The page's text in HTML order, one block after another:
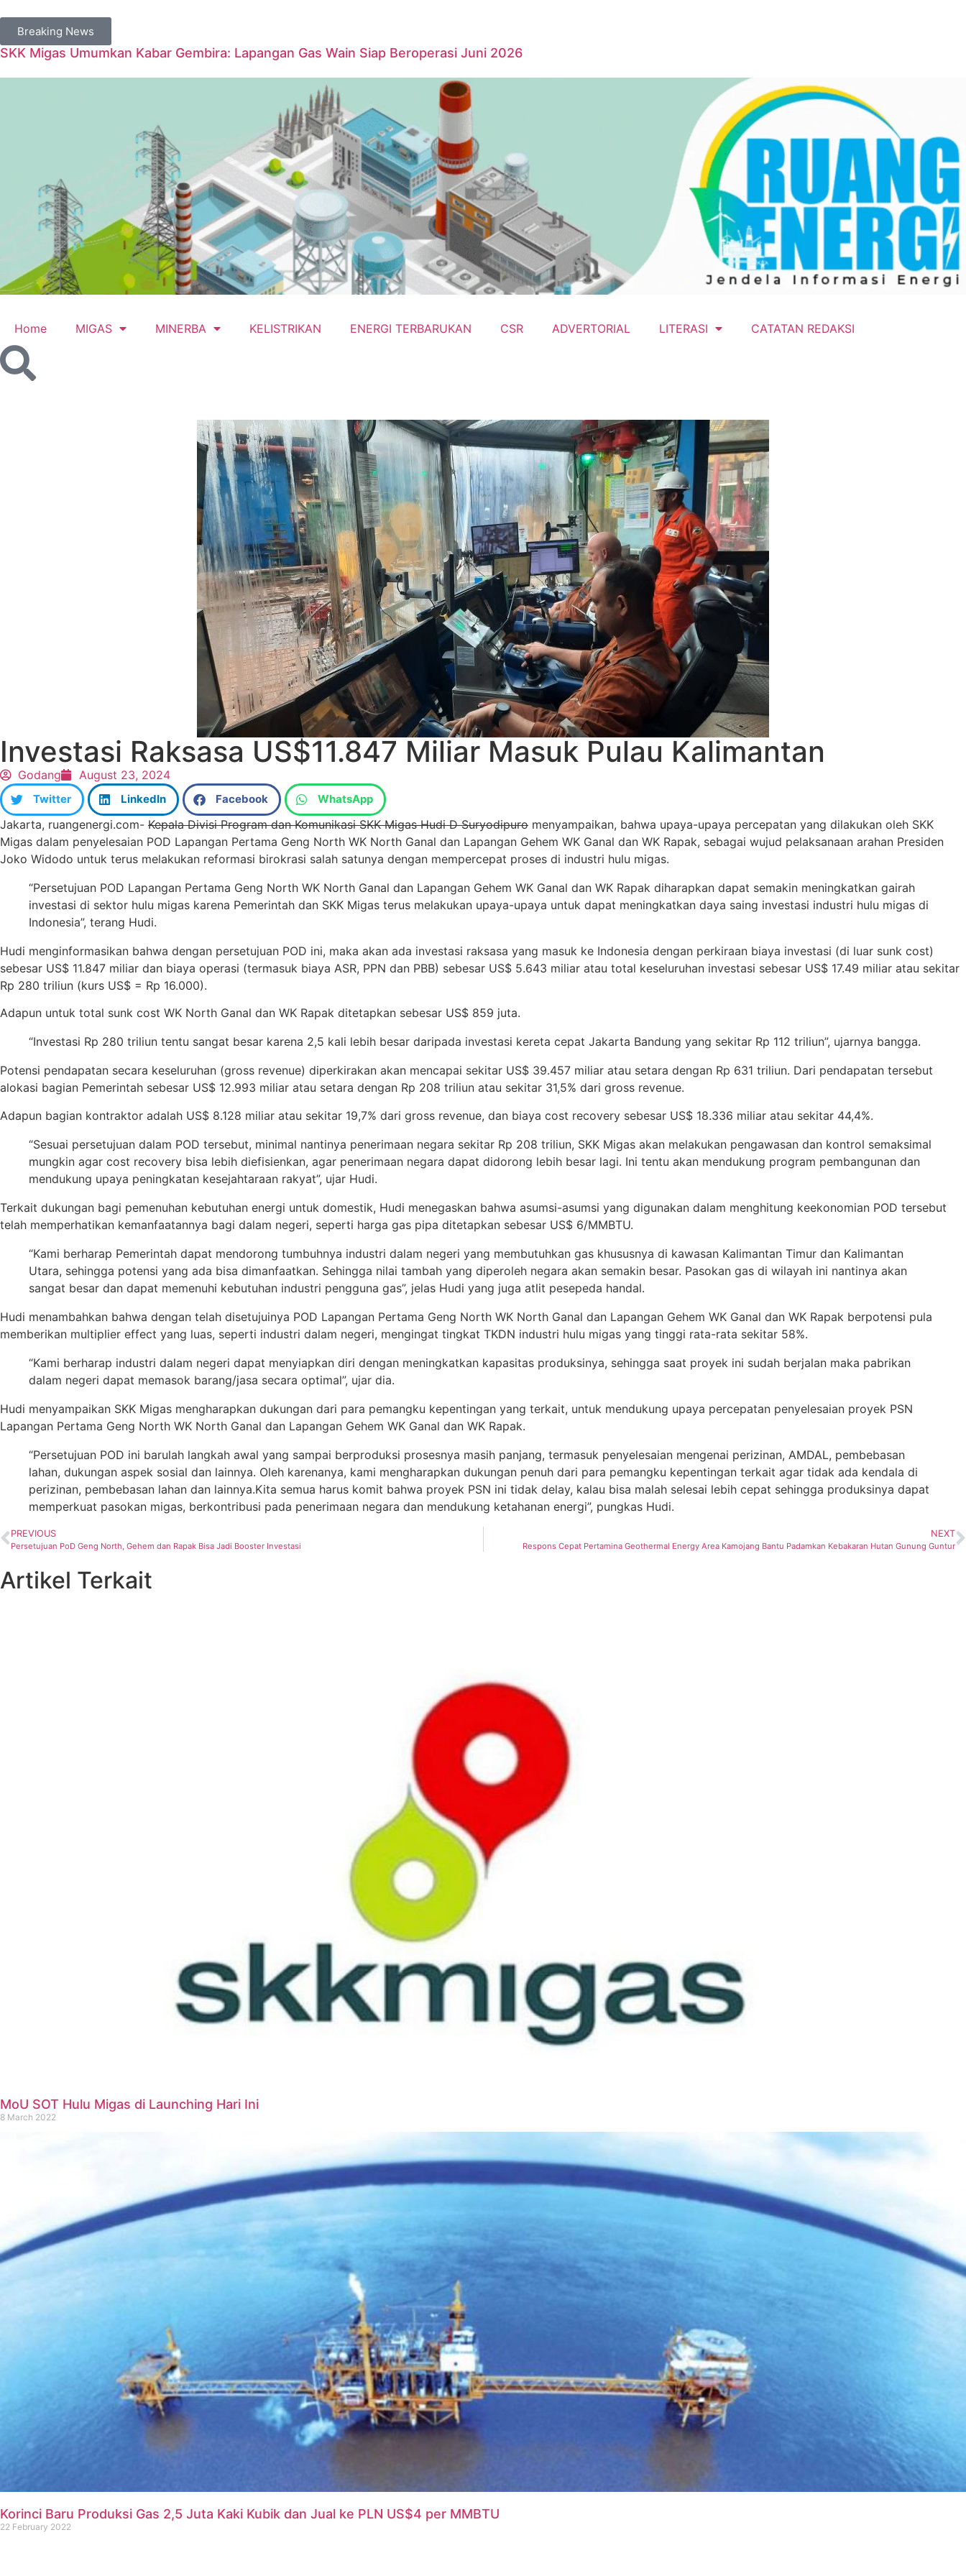
Breaking News
SKK Migas Umumkan Kabar Gembira: Lapangan Gas Wain Siap Beroperasi Juni 2026
Home MIGAS MINERBA KELISTRIKAN ENERGI TERBARUKAN CSR ADVERTORIAL LITERASI CATATAN REDAKSI
Investasi Raksasa US$11.847 Miliar Masuk Pulau Kalimantan
Godang August 23, 2024
Twitter LinkedIn Facebook WhatsApp
Jakarta, ruangenergi.com- Kepala Divisi Program dan Komunikasi SKK Migas Hudi D Suryodipuro menyampaikan, bahwa upaya-upaya percepatan yang dilakukan oleh SKK
Migas dalam penyelesaian POD Lapangan Pertama Geng North WK North Ganal dan Lapangan Gehem WK Ganal dan WK Rapak, sebagai wujud pelaksanaan arahan Presiden
Joko Widodo untuk terus melakukan reformasi birokrasi salah satunya dengan mempercepat proses di industri hulu migas.
“Persetujuan POD Lapangan Pertama Geng North WK North Ganal dan Lapangan Gehem WK Ganal dan WK Rapak diharapkan dapat semakin meningkatkan gairah
investasi di sektor hulu migas karena Pemerintah dan SKK Migas terus melakukan upaya-upaya untuk dapat meningkatkan daya saing investasi industri hulu migas di
Indonesia”, terang Hudi.
Hudi menginformasikan bahwa dengan persetujuan POD ini, maka akan ada investasi raksasa yang masuk ke Indonesia dengan perkiraan biaya investasi (di luar sunk cost)
sebesar US$ 11.847 miliar dan biaya operasi (termasuk biaya ASR, PPN dan PBB) sebesar US$ 5.643 miliar atau total keseluruhan investasi sebesar US$ 17.49 miliar atau sekitar
Rp 280 triliun (kurs US$ = Rp 16.000).
Adapun untuk total sunk cost WK North Ganal dan WK Rapak ditetapkan sebesar US$ 859 juta.
“Investasi Rp 280 triliun tentu sangat besar karena 2,5 kali lebih besar daripada investasi kereta cepat Jakarta Bandung yang sekitar Rp 112 triliun”, ujarnya bangga.
Potensi pendapatan secara keseluruhan (gross revenue) diperkirakan akan mencapai sekitar US$ 39.457 miliar atau setara dengan Rp 631 triliun. Dari pendapatan tersebut
alokasi bagian Pemerintah sebesar US$ 12.993 miliar atau setara dengan Rp 208 triliun atau sekitar 31,5% dari gross revenue.
Adapun bagian kontraktor adalah US$ 8.128 miliar atau sekitar 19,7% dari gross revenue, dan biaya cost recovery sebesar US$ 18.336 miliar atau sekitar 44,4%.
“Sesuai persetujuan dalam POD tersebut, minimal nantinya penerimaan negara sekitar Rp 208 triliun, SKK Migas akan melakukan pengawasan dan kontrol semaksimal
mungkin agar cost recovery bisa lebih diefisienkan, agar penerimaan negara dapat didorong lebih besar lagi. Ini tentu akan mendukung program pembangunan dan
mendukung upaya peningkatan kesejahtaraan rakyat”, ujar Hudi.
Terkait dukungan bagi pemenuhan kebutuhan energi untuk domestik, Hudi menegaskan bahwa asumsi-asumsi yang digunakan dalam menghitung keekonomian POD tersebut
telah memperhatikan kemanfaatannya bagi dalam negeri, seperti harga gas pipa ditetapkan sebesar US$ 6/MMBTU.
“Kami berharap Pemerintah dapat mendorong tumbuhnya industri dalam negeri yang membutuhkan gas khususnya di kawasan Kalimantan Timur dan Kalimantan
Utara, sehingga potensi yang ada bisa dimanfaatkan. Sehingga nilai tambah yang diperoleh negara akan semakin besar. Pasokan gas di wilayah ini nantinya akan
sangat besar dan dapat memenuhi kebutuhan industri pengguna gas”, jelas Hudi yang juga atlit pesepeda handal.
Hudi menambahkan bahwa dengan telah disetujuinya POD Lapangan Pertama Geng North WK North Ganal dan Lapangan Gehem WK Ganal dan WK Rapak berpotensi pula
memberikan multiplier effect yang luas, seperti industri dalam negeri, mengingat tingkat TKDN industri hulu migas yang tinggi rata-rata sekitar 58%.
“Kami berharap industri dalam negeri dapat menyiapkan diri dengan meningkatkan kapasitas produksinya, sehingga saat proyek ini sudah berjalan maka pabrikan
dalam negeri dapat memasok barang/jasa secara optimal”, ujar dia.
Hudi menyampaikan SKK Migas mengharapkan dukungan dari para pemangku kepentingan yang terkait, untuk mendukung upaya percepatan penyelesaian proyek PSN
Lapangan Pertama Geng North WK North Ganal dan Lapangan Gehem WK Ganal dan WK Rapak.
“Persetujuan POD ini barulah langkah awal yang sampai berproduksi prosesnya masih panjang, termasuk penyelesaian mengenai perizinan, AMDAL, pembebasan
lahan, dukungan aspek sosial dan lainnya. Oleh karenanya, kami mengharapkan dukungan penuh dari para pemangku kepentingan terkait agar tidak ada kendala di
perizinan, pembebasan lahan dan lainnya.Kita semua harus komit bahwa proyek PSN ini tidak delay, kalau bisa malah selesai lebih cepat sehingga produksinya dapat
memperkuat pasokan migas, berkontribusi pada penerimaan negara dan mendukung ketahanan energi”, pungkas Hudi.
PREVIOUS
Persetujuan PoD Geng North, Gehem dan Rapak Bisa Jadi Booster Investasi
NEXT
Respons Cepat Pertamina Geothermal Energy Area Kamojang Bantu Padamkan Kebakaran Hutan Gunung Guntur
Artikel Terkait
MoU SOT Hulu Migas di Launching Hari Ini
8 March 2022
Korinci Baru Produksi Gas 2,5 Juta Kaki Kubik dan Jual ke PLN US$4 per MMBTU
22 February 2022